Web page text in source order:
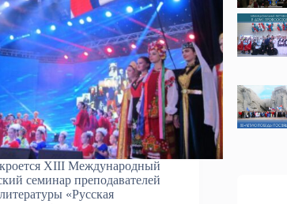
XIII Международный
семинар преподавателей
«Русская